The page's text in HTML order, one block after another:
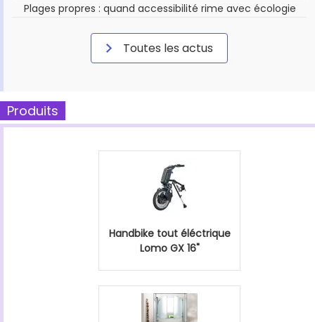
Plages propres : quand accessibilité rime avec écologie
Toutes les actus
Produits
Handbike tout éléctrique
Lomo GX 16"